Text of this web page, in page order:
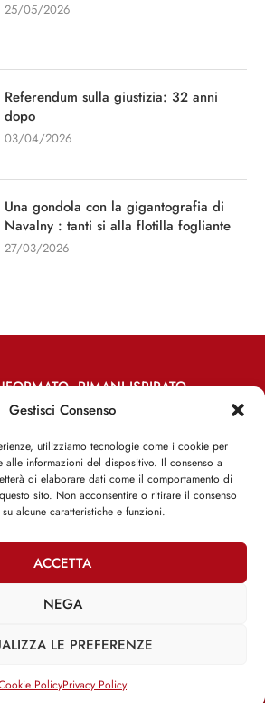
Gestisci Consenso
utilizziamo tecnologie come i cookie per
alle informazioni del dispositivo. Il consenso a
di elaborare dati come il comportamento di
sito. Non acconsentire o ritirare il consenso
alcune caratteristiche e funzioni.
ACCETTA
NEGA
LE PREFERENZE
PolicyPrivacy Policy
25/05/2026
Referendum sulla giustizia: 32 anni
dopo
03/04/2026
Una gondola con la gigantografia di
Navalny : tanti si alla flotilla fogliante
27/03/2026
RIMANI ISPIRATO
alla Newsletter
ISCRIVITI ADESSO
Twitter Email
–Cookie Policy